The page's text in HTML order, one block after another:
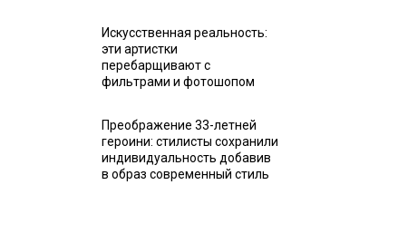
Искусственная реальность:
эти артистки
перебарщивают с
фильтрами и фотошопом
Преображение 33-летней
героини: стилисты сохранили
индивидуальность добавив
в образ современный стиль